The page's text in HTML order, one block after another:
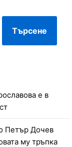
Търсене
е в
Петър Дочев
му тръпка